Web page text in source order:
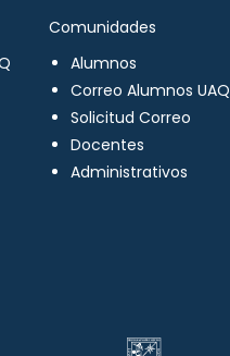
Comunidades
Alumnos
Correo Alumnos UAQ
Solicitud Correo
Docentes
Administrativos